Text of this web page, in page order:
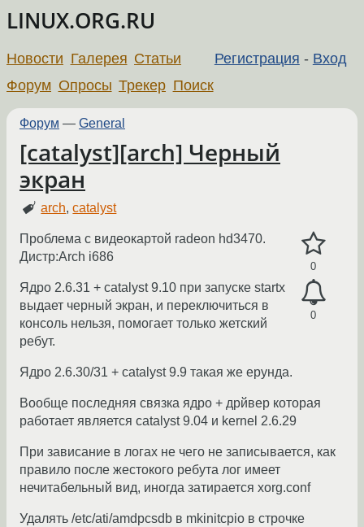
LINUX.ORG.RU
Регистрация - Вход
Новости Галерея Статьи
Форум Опросы Трекер Поиск
Форум — General
[catalyst][arch] Черный
экран
arch,catalyst
0
0
Проблема с видеокартой radeon hd3470.
Дистр:Arch i686
Ядро 2.6.31 + catalyst 9.10 при запуске startx
выдает черный экран, и переключиться в
консоль нельзя, помогает только жетский
ребут.
Ядро 2.6.30/31 + catalyst 9.9 такая же ерунда.
Вообще последняя связка ядро + дрйвер которая
работает является catalyst 9.04 и kernel 2.6.29
При зависание в логах не чего не записывается, как
правило после жестокого ребута лог имеет
нечитабельный вид, иногда затирается xorg.conf
Удалять /etc/ati/amdpcsdb в mkinitcpio в строчке